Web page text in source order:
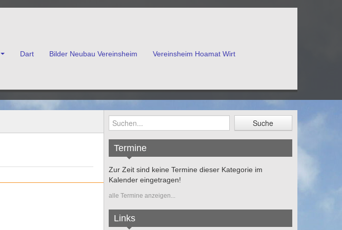
Dart Bilder Neubau Vereinsheim Vereinsheim Hoamat Wirt
Termine
Zur Zeit sind keine Termine dieser Kategorie im
Kalender eingetragen!
alle Termine anzeigen...
Links